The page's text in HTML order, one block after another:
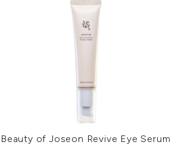
Beauty of Joseon Revive Eye Serum